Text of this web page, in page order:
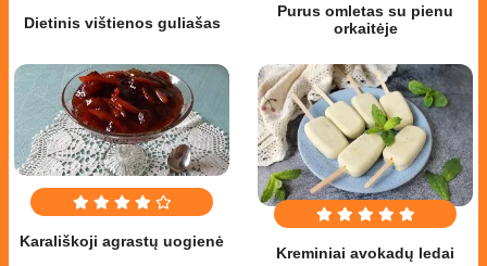
Dietinis vištienos guliašas
Purus omletas su pienu
orkaitėje
Karališkoji agrastų uogienė
Kreminiai avokadų ledai